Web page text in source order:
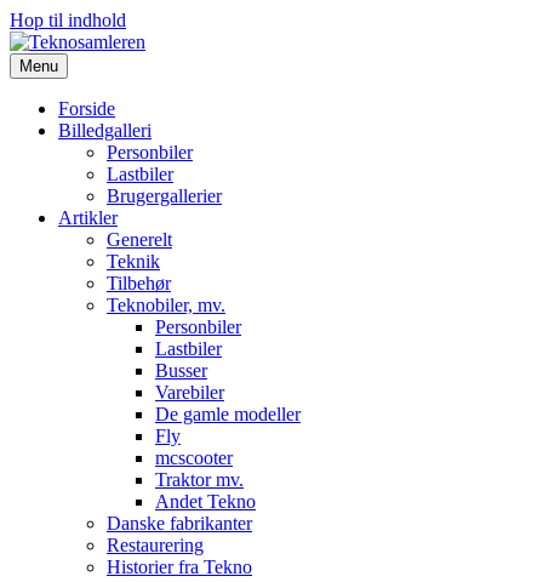
Hop til indhold
Menu
Forside
Billedgalleri
Personbiler
Lastbiler
Brugergallerier
Artikler
Generelt
Teknik
Tilbehør
Teknobiler, mv.
Personbiler
Lastbiler
Busser
Varebiler
De gamle modeller
Fly
mcscooter
Traktor mv.
Andet Tekno
Danske fabrikanter
Restaurering
Historier fra Tekno